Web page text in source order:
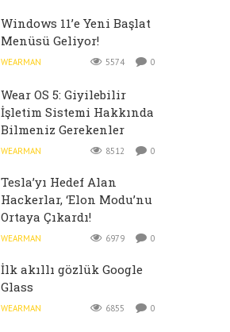
Windows 11’e Yeni Başlat
Menüsü Geliyor!
WEARMAN 5574 0
Wear OS 5: Giyilebilir
İşletim Sistemi Hakkında
Bilmeniz Gerekenler
WEARMAN 8512 0
Tesla’yı Hedef Alan
Hackerlar, ‘Elon Modu’nu
Ortaya Çıkardı!
WEARMAN 6979 0
İlk akıllı gözlük Google
Glass
WEARMAN 6855 0